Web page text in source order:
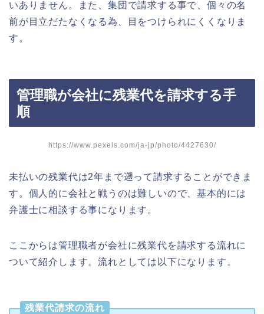
いありません。また、集団で請求する事で、個々の名
前が目立だたなくなる為、目をつけられにくくなりま
す。
管理職が会社に残業代を請求する手
順
https://www.pexels.com/ja-jp/photo/4427630/
未払いの残業代は2年まで遡って請求することができま
す。個人的に会社と戦うのは難しいので、基本的には
弁護士に相談する事になります。
ここからは管理職者が会社に残業代を請求する流れに
ついて紹介します。流れとしては以下になります。
残業代請求の流れ